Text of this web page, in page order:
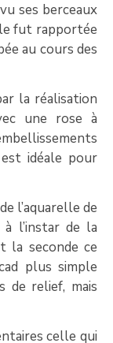
ses berceaux
fut rapportée
au cours des
la réalisation
une rose à
idéale pour
l’aquarelle de
l’instar de la
la seconde ce
plus simple
de relief, mais
celle qui